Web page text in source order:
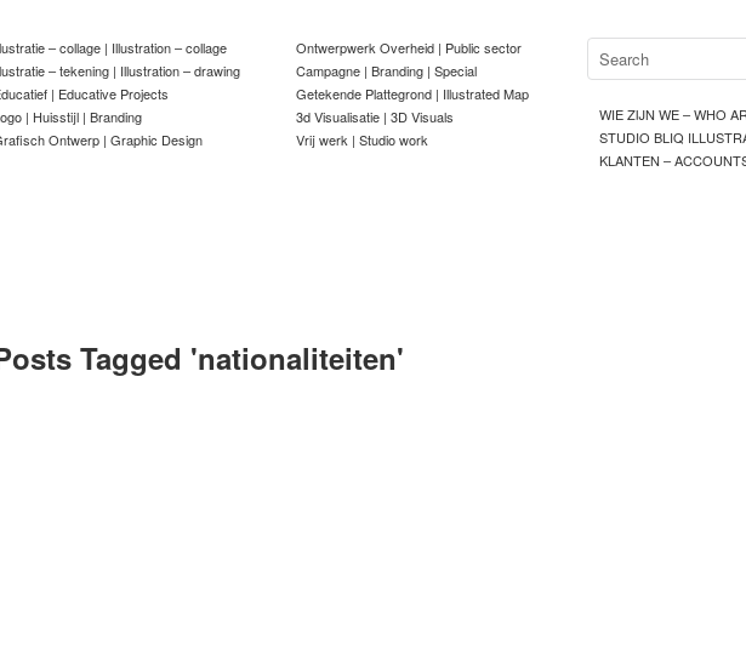
– collage | Illustration – collage
– tekening | Illustration – drawing
| Educative Projects
| Huisstijl | Branding
Ontwerp | Graphic Design
Ontwerpwerk Overheid | Public sector
Campagne | Branding | Special
Getekende Plattegrond | Illustrated Map
3d Visualisatie | 3D Visuals
Vrij werk | Studio work
WIE ZIJN WE – WHO
STUDIO BLIQ
KLANTEN –
Tagged 'nationaliteiten'